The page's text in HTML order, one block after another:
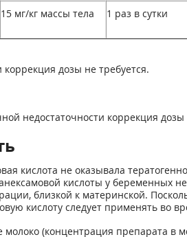
15 мг/кг массы тела 1 раз в сутки
дозы не требуется.
недостаточности коррекция дозы
кислота не оказывала
кислоты у беременных
близкой к материнской.
кислоту следует применять во
(концентрация препарата в